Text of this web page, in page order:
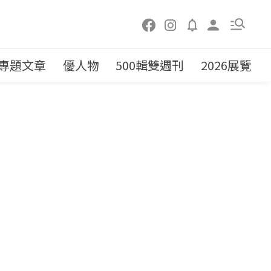
題文章 優人物 500輯雙週刊 2026展覽